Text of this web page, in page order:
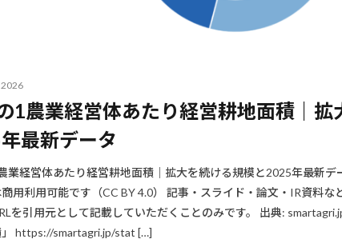
1農業経営体あたり経営耕地面積｜拡
最新データ
業経営体あたり経営耕地面積｜拡大を続ける規模と2025年最新デ
用利用可能です（CC BY 4.0） 記事・スライド・論文・IR資料
を引用元として記載していただくことのみです。 出典:
」 https://smartagri.jp/stat […]